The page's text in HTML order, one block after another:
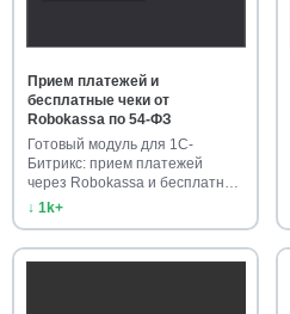
Прием платежей и
бесплатные чеки от
Robokassa по 54-ФЗ
Готовый модуль для 1С-
Битрикс: прием платежей
через Robokassa и бесплатные
чеки …
↓ 1k+